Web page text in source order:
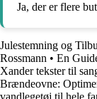
Ja, der er flere
Julestemning og
Rossmann • En
Xander tekster til
Brændeovne: